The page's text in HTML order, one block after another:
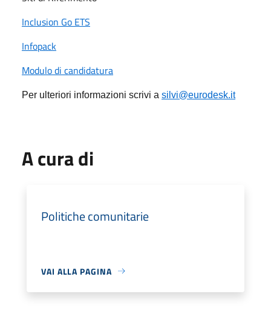
Inclusion Go ETS
Infopack
Modulo di candidatura
Per ulteriori informazioni scrivi a silvi@eurodesk.it
A cura di
Politiche comunitarie
VAI ALLA PAGINA